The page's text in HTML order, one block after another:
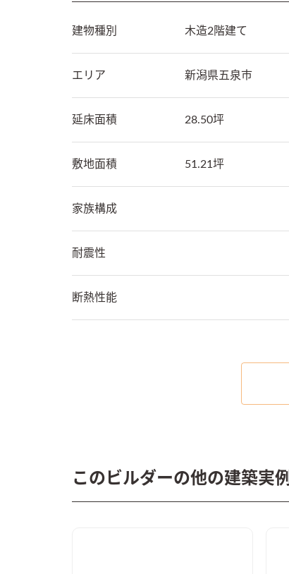
建物種別 木造2階建て
エリア 新潟県五泉市
延床面積 28.50坪
敷地面積 51.21坪
家族構成
耐震性
断熱性能
このビルダーの他の建築実例